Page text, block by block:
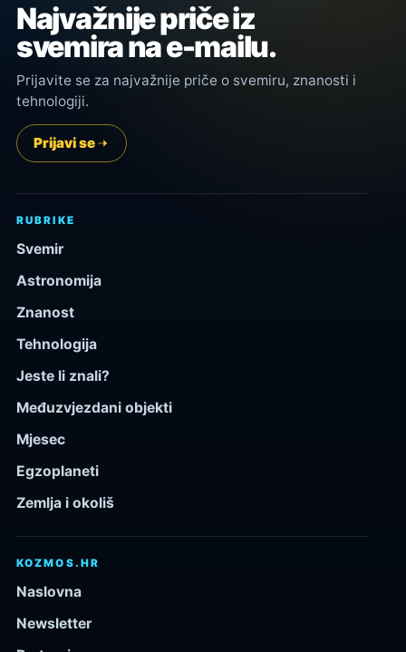
Najvažnije priče iz
svemira na e-mailu.
Prijavite se za najvažnije priče o svemiru, znanosti i
tehnologiji.
Prijavi se
RUBRIKE
Svemir
Astronomija
Znanost
Tehnologija
Jeste li znali?
Međuzvjezdani objekti
Mjesec
Egzoplaneti
Zemlja i okoliš
KOZMOS.HR
Naslovna
Newsletter